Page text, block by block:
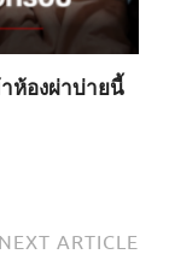
ห้องผ่าบ่ายนี้
NEXT ARTICLE